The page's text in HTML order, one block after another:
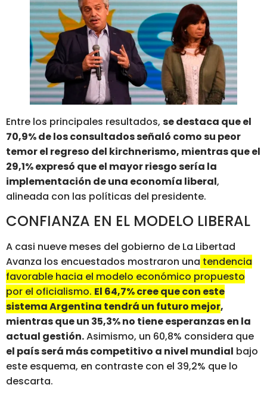
Entre los principales resultados, se destaca que el
70,9% de los consultados señaló como su peor
temor el regreso del kirchnerismo, mientras que el
29,1% expresó que el mayor riesgo sería la
implementación de una economía liberal,
alineada con las políticas del presidente.
CONFIANZA EN EL MODELO LIBERAL
A casi nueve meses del gobierno de La Libertad
Avanza los encuestados mostraron una tendencia
favorable hacia el modelo económico propuesto
por el oficialismo. El 64,7% cree que con este
sistema Argentina tendrá un futuro mejor,
mientras que un 35,3% no tiene esperanzas en la
actual gestión.Asimismo, un 60,8% considera que
el país será más competitivo a nivel mundial bajo
este esquema, en contraste con el 39,2% que lo
descarta.